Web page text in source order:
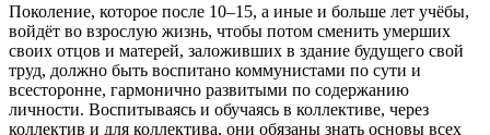
Поколение, которое после 10–15, а иные и больше лет учёбы,
войдёт во взрослую жизнь, чтобы потом сменить умерших
своих отцов и матерей, заложивших в здание будущего свой
труд, должно быть воспитано коммунистами по сути и
всесторонне, гармонично развитыми по содержанию
личности. Воспитываясь и обучаясь в коллективе, через
коллектив и для коллектива, они обязаны знать основы всех